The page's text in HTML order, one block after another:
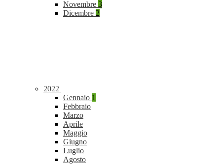
Novembre 3
Dicembre 2
2022
Gennaio 1
Febbraio
Marzo
Aprile
Maggio
Giugno
Luglio
Agosto